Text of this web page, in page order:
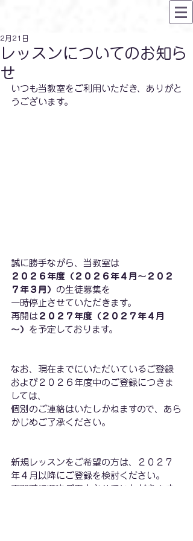
レッスンについてのお知ら
せ
2月21日
いつも当教室をご利用いただき、ありがと
うございます。
誠に勝手ながら、当教室は
２０２６年度（２０２６年４月～２０２
７年３月） の生徒募集を
一時停止させていただきます。
再開は ２０２７年度（２０２７年４月
～） を予定しております。
なお、現在までにいただいているご登録
および２０２６年度中のご登録につきま
しては、
個別のご連絡はいたしかねますので、あら
かじめご了承ください。
新規レッスンをご希望の方は、２０２７
年４月以降にご登録を検討ください。
再開時に順次ご案内させていただきます。